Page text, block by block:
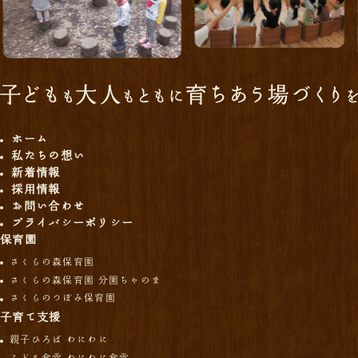
ホーム
私たちの想い
新着情報
採用情報
お問い合わせ
プライバシーポリシー
保育園
さくらの森保育園
さくらの森保育園 分園ちゃのま
さくらのつぼみ保育園
子育て支援
親子ひろば わにわに